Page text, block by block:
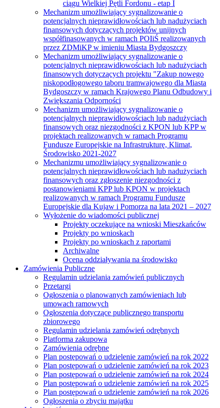
ciągu Wielkiej Pętli Fordonu - etap I
Mechanizm umożliwiający sygnalizowanie o
potencjalnych nieprawidłowościach lub nadużyciach
finansowych dotyczących projektów unijnych
współfinasowanych w ramach POIiŚ realizowanych
przez ZDMiKP w imieniu Miasta Bydgoszczy
Mechanizm umożliwiający sygnalizowanie o
potencjalnych nieprawidłowościach lub nadużyciach
finansowych dotyczących projektu "Zakup nowego
niskopodłogowego taboru tramwajowego dla Miasta
Bydgoszczy w ramach Krajowego Planu Odbudowy i
Zwiększania Odporności
Mechanizm umożliwiający sygnalizowanie o
potencjalnych nieprawidłowościach lub nadużyciach
finansowych oraz niezgodności z KPON lub KPP w
projektach realizowanych w ramach Programu
Fundusze Europejskie na Infrastrukturę, Klimat,
Środowisko 2021-2027
Mechanizmu umożliwiający sygnalizowanie o
potencjalnych nieprawidłowościach lub nadużyciach
finansowych oraz zgłoszenie niezgodności z
postanowieniami KPP lub KPON w projektach
realizowanych w ramach Programu Fundusze
Europejskie dla Kujaw i Pomorza na lata 2021 – 2027
Wyłożenie do wiadomości publicznej
Projekty oczekujące na wnioski Mieszkańców
Projekty po wnioskach
Projekty po wnioskach z raportami
Archiwalne
Ocena oddziaływania na środowisko
Zamówienia Publiczne
Regulamin udzielania zamówień publicznych
Przetargi
Ogłoszenia o planowanych zamówieniach lub
umowach ramowych
Ogłoszenia dotyczące publicznego transportu
zbiorowego
Regulamin udzielania zamówień odrębnych
Platforma zakupowa
Zamówienia odrębne
Plan postępowań o udzielenie zamówień na rok 2022
Plan postępowań o udzielenie zamówień na rok 2023
Plan postępowań o udzielenie zamówień na rok 2024
Plan postępowań o udzielenie zamówień na rok 2025
Plan postępowań o udzielenie zamówień na rok 2026
Ogłoszenia o zbyciu majątku